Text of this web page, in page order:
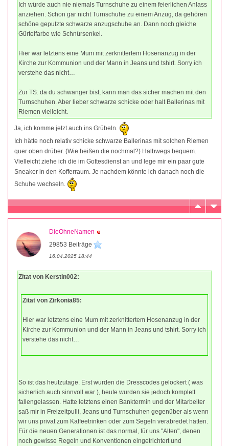
Ich würde auch nie niemals Turnschuhe zu einem feierlichen Anlass
anziehen. Schon gar nicht Turnschuhe zu einem Anzug, da gehören
schöne geputzte schwarze anzugschuhe an. Dann noch gleiche
Gürtelfarbe wie Schnürsenkel.
Hier war letztens eine Mum mit zerknittertem Hosenanzug in der
Kirche zur Kommunion und der Mann in Jeans und tshirt. Sorry ich
verstehe das nicht…
Zur TS: da du schwanger bist, kann man das sicher machen mit den
Turnschuhen. Aber lieber schwarze schicke oder halt Ballerinas mit
Riemen vielleicht.
Ja, ich komme jetzt auch ins Grübeln.
Ich hätte noch relativ schicke schwarze Ballerinas mit solchen Riemen
quer oben drüber. (Wie heißen die nochmal?) Halbwegs bequem.
Vielleicht ziehe ich die im Gottesdienst an und lege mir ein paar gute
Sneaker in den Kofferraum. Je nachdem könnte ich danach noch die
Schuhe wechseln.
DieOhneNamen
29853 Beiträge
16.04.2025 18:44
Zitat von Kerstin002:
Zitat von Zirkonia85:
Hier war letztens eine Mum mit zerknittertem Hosenanzug in der
Kirche zur Kommunion und der Mann in Jeans und tshirt. Sorry ich
verstehe das nicht…
So ist das heutzutage. Erst wurden die Dresscodes gelockert ( was
sicherlich auch sinnvoll war ), heute wurden sie jedoch komplett
fallengelassen. Hatte letztens einen Banktermin und der Mitarbeiter
saß mir in Freizeitpulli, Jeans und Turnschuhen gegenüber als wenn
wir uns privat zum Kaffeetrinken oder zum Segeln verabredet hätten.
Für die neuen Generationen ist das normal, für uns "Alten", denen
noch gewisse Regeln und Konventionen eingetrichtert und